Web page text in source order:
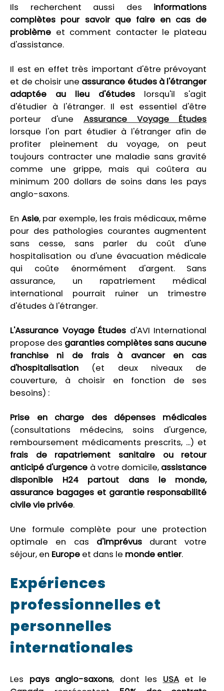
Ils recherchent aussi des informations
complètes pour savoir que faire en cas de
problème et comment contacter le plateau
d'assistance.
Il est en effet très important d'être prévoyant
et de choisir une assurance études à l'étranger
adaptée au lieu d'études lorsqu'il s'agit
d'étudier à l'étranger. Il est essentiel d'être
porteur d'une Assurance Voyage Études
lorsque l'on part étudier à l'étranger afin de
profiter pleinement du voyage, on peut
toujours contracter une maladie sans gravité
comme une grippe, mais qui coûtera au
minimum 200 dollars de soins dans les pays
anglo-saxons.
En Asie, par exemple, les frais médicaux, même
pour des pathologies courantes augmentent
sans cesse, sans parler du coût d'une
hospitalisation ou d'une évacuation médicale
qui coûte énormément d'argent. Sans
assurance, un rapatriement médical
international pourrait ruiner un trimestre
d'études à l'étranger.
L'Assurance Voyage Études d'AVI International
propose des garanties complètes sans aucune
franchise ni de frais à avancer en cas
d'hospitalisation (et deux niveaux de
couverture, à choisir en fonction de ses
besoins) :
Prise en charge des dépenses médicales
(consultations médecins, soins d'urgence,
remboursement médicaments prescrits, ...) et
frais de rapatriement sanitaire ou retour
anticipé d'urgence à votre domicile, assistance
disponible H24 partout dans le monde,
assurance bagages et garantie responsabilité
civile vie privée.
Une formule complète pour une protection
optimale en cas d'imprévusdurant votre
séjour, en Europe et dans le monde entier.
Expériences
professionnelles et
personnelles
internationales
Les pays anglo-saxons, dont les USAet le